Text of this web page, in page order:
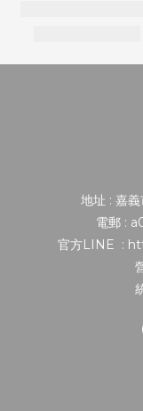
地址 : 嘉
電郵 :
官方LINE :